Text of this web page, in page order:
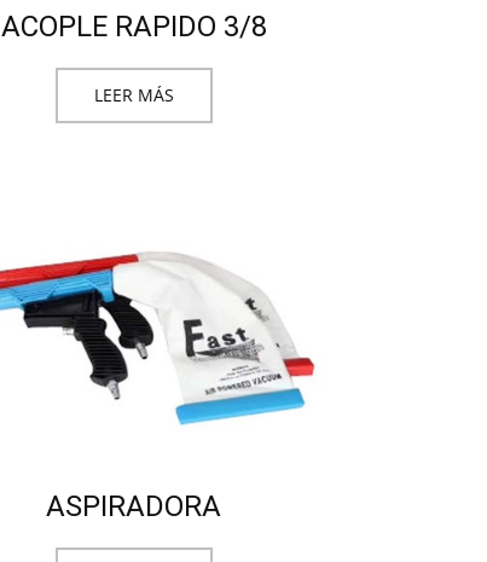
ACOPLE RAPIDO 3/8
LEER MÁS
ASPIRADORA